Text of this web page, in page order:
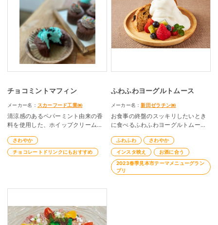
チョコミントマフィン
メーカー名： スカーフード工業㈱
清涼感のあるペパーミント由来の香
料を使用した、ホイップクリーム。
ーツにピッタリです。
クッキーサンドや、付け合わせ、シ
さわやか
チョコレートドリンクにもおすすめ
ふわふわヨーグルトムース
メーカー名：新田ゼラチン㈱
お食事の終盤のスッキリしたいとき
に食べるふわふわヨーグルトムー
爽やかなヨーグルトの酸味をお楽し
みいただけます。
ふわふわ
さわやか
インスタ映え
お酒に合う
2023春季見本市テーマメニューグラン
プリ